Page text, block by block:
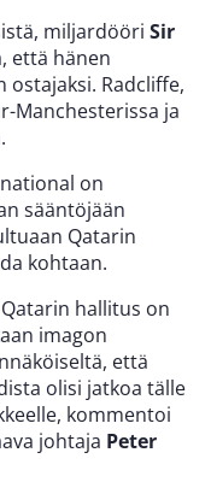
miljardööri Sir
että hänen
Radcliffe,
Manchesterissa ja
on
sääntöjään
Qatarin
kohtaan.
hallitus on
imagon
että
olisi jatkoa tälle
kommentoi
johtaja Peter